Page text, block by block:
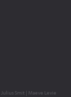
Julius Smit | Maeve Levie